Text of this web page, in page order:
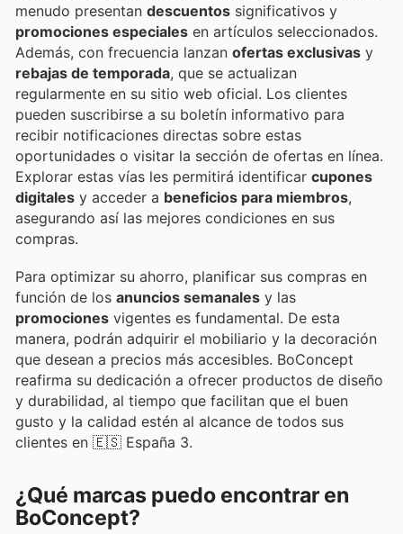
menudo presentan descuentos significativos y
promociones especiales en artículos seleccionados.
Además, con frecuencia lanzan ofertas exclusivas y
rebajas de temporada, que se actualizan
regularmente en su sitio web oficial. Los clientes
pueden suscribirse a su boletín informativo para
recibir notificaciones directas sobre estas
oportunidades o visitar la sección de ofertas en línea.
Explorar estas vías les permitirá identificar cupones
digitales y acceder a beneficios para miembros,
asegurando así las mejores condiciones en sus
compras.
Para optimizar su ahorro, planificar sus compras en
función de los anuncios semanales y las
promociones vigentes es fundamental. De esta
manera, podrán adquirir el mobiliario y la decoración
que desean a precios más accesibles. BoConcept
reafirma su dedicación a ofrecer productos de diseño
y durabilidad, al tiempo que facilitan que el buen
gusto y la calidad estén al alcance de todos sus
clientes en 🇪🇸 España 3.
¿Qué marcas puedo encontrar en
BoConcept?